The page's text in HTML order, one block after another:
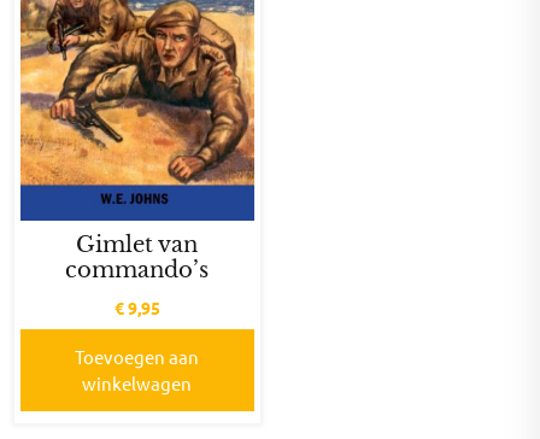
Gimlet van
commando’s
€9,95
Toevoegen aan
winkelwagen